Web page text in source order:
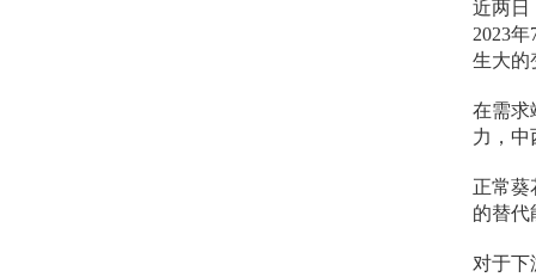
近两日
2023
生大的
在需求
力，中
正常葵
的替代
对于下